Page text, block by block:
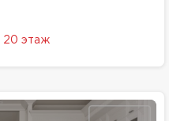
20 этаж